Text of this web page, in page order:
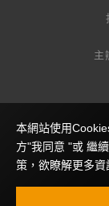
主
本網站使用
方"我同意 "或 繼
策，欲瞭解更多資